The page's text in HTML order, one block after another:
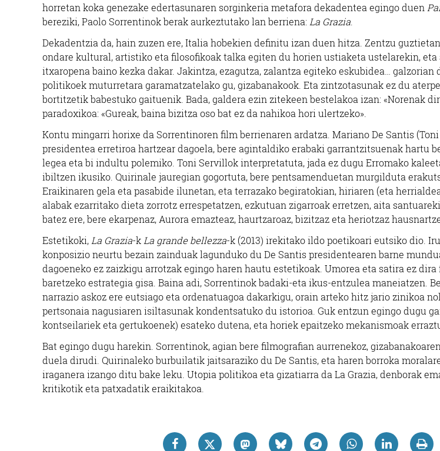
horretan koka genezake edertasunaren sorginkeria metafora dekadentea egingo duen
bereziki, Paolo Sorrentinok berak aurkeztutako lan berriena: La Grazia
Dekadentzia da, hain zuzen ere, Italia hobekien definitu izan duen hitza. Zentzu
ondare kultural, artistiko eta filosofikoak talka egiten du horien ustiaketa ustelarekin, eta
itxaropena baino kezka dakar. Jakintza, ezagutza, zalantza egiteko eskubidea… galzorian
politikoek muturretara garamatzatelako gu, gizabanakook. Eta zintzotasunak ez du
bortitzetik babestuko gaituenik. Bada, galdera ezin zitekeen bestelakoa izan: «Norenak
paradoxikoa: «Gureak, baina bizitza oso bat ez da nahikoa hori ulertzeko».
Kontu mingarri horixe da Sorrentinoren film berrienaren ardatza. Mariano De Santis
presidentea erretiroa hartzear dagoela, bere agintaldiko erabaki garrantzitsuenak hartu
legea eta bi indultu polemiko. Toni Servillok interpretatuta, jada ez dugu Erromako
ibiltzen ikusiko. Quirinale jauregian gogortuta, bere pentsamenduetan murgilduta
Eraikinaren gela eta pasabide ilunetan, eta terrazako begiratokian, hiriaren (eta
alabak ezarritako dieta zorrotz errespetatzen, ezkutuan zigarroak erretzen, aita
batez ere, bere ekarpenaz, Aurora emazteaz, haurtzaroaz, bizitzaz eta heriotzaz
Estetikoki, La Grazia-k La grande bellezza-k (2013) irekitako ildo poetikoari eutsiko dio.
konposizio neurtu bezain zainduak lagunduko du De Santis presidentearen barne
dagoeneko ez zaizkigu arrotzak egingo haren hautu estetikoak. Umorea eta satira ez
baretzeko estrategia gisa. Baina adi, Sorrentinok badaki-eta ikus-entzulea maneiatzen.
narrazio askoz ere eutsiago eta ordenatuagoa dakarkigu, orain arteko hitz jario zinikoa
pertsonaia nagusiaren isiltasunak kondentsatuko du istorioa. Guk entzun egingo dugu
kontseilariek eta gertukoenek) esateko dutena, eta horiek epaitzeko mekanismoak
Bat egingo dugu harekin. Sorrentinok, agian bere filmografian aurrenekoz,
duela dirudi. Quirinaleko burbuilatik jaitsaraziko du De Santis, eta haren borroka
iraganera izango ditu bake leku. Utopia politikoa eta gizatiarra da La Grazia, denborak
kritikotik eta patxadatik eraikitakoa.